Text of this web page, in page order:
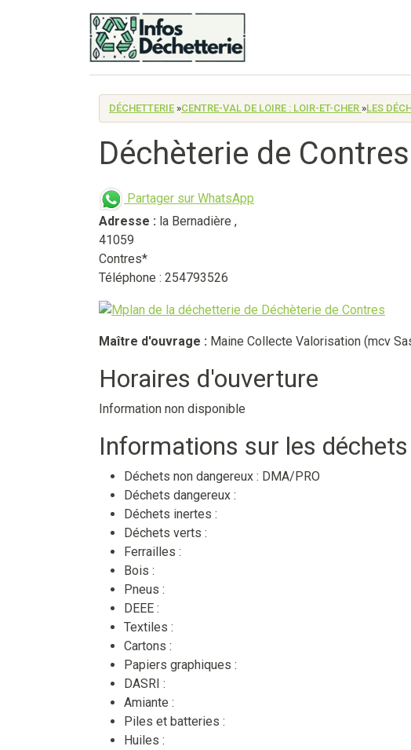
DÉCHETTERIE »CENTRE-VAL DE LOIRE : LOIR-ET-CHER »LES
Déchèterie de Contres
Partager sur WhatsApp
Adresse : la Bernadière ,
41059
Contres*
Téléphone : 254793526
Maître d'ouvrage : Maine Collecte Valorisation (mcv
Horaires d'ouverture
Information non disponible
Informations sur les
Déchets non dangereux : DMA/PRO
Déchets dangereux :
Déchets inertes :
Déchets verts :
Ferrailles :
Bois :
Pneus :
DEEE :
Textiles :
Cartons :
Papiers graphiques :
DASRI :
Amiante :
Piles et batteries :
Huiles :